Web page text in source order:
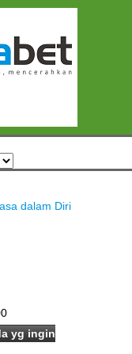
dalam Diri
yg ingin